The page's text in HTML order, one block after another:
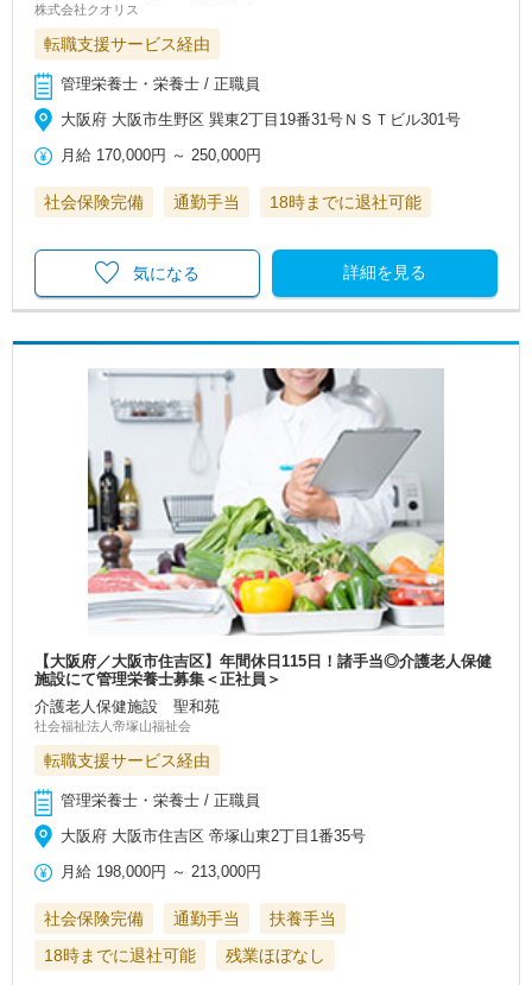
株式会社クオリス
転職支援サービス経由
管理栄養士・栄養士 / 正職員
大阪府 大阪市生野区 巽東2丁目19番31号ＮＳＴビル301号
月給 170,000円 ～ 250,000円
社会保険完備 通勤手当 18時までに退社可能
詳細を見る
気になる
【大阪府／大阪市住吉区】年間休日115日！諸手当◎介護老人保健
施設にて管理栄養士募集＜正社員＞
介護老人保健施設 聖和苑
社会福祉法人帝塚山福祉会
転職支援サービス経由
管理栄養士・栄養士 / 正職員
大阪府 大阪市住吉区 帝塚山東2丁目1番35号
月給 198,000円 ～213,000円
社会保険完備 通勤手当
扶養手当
18時までに退社可能
残業ほぼなし